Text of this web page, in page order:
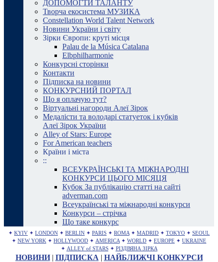
ДОПОМОГТИ ТАЛАНТУ
Творча екосистема МУЗИКА
Constellation World Talent Network
Новини України і світу
Зірки Європи: круті місця
Palau de la Música Catalana
Elbphilharmonie
Конкурсні сторінки
Контакти
Підписка на новини
КОНКУРСНИЙ ПОРТАЛ
Що я оплачую тут?
Віртуальні нагороди Алеї Зірок
Медалісти та володарі статуеток і кубків
Алеї Зірок України
Alley of Stars: Europe
For American teachers
Країни і міста
::
ВСЕУКРАЇНСЬКІ ТА МІЖНАРОДНІ
КОНКУРСИ ЦЬОГО МІСЯЦЯ
Кубок За публікацію статті на сайті
adverman.com
Всеукраїнські та міжнародні конкурси
Конкурси – стрічка
Що таке конкурс
✦ KYIV ✦ LONDON ✦ BERLIN ✦ PARIS ✦ ROMA ✦ MADRID ✦ TOKYO ✦ SEOUL
✦ NEW YORK ✦ HOLLYWOOD ✦ AMERICA ✦ WORLD ✦ EUROPE ✦ UKRAINE
✦ ALLEY of STARS ✦ РІЗДВЯНА ЗІРКА
НОВИНИ| ПІДПИСКА | НАЙБЛИЖЧІ КОНКУРСИ